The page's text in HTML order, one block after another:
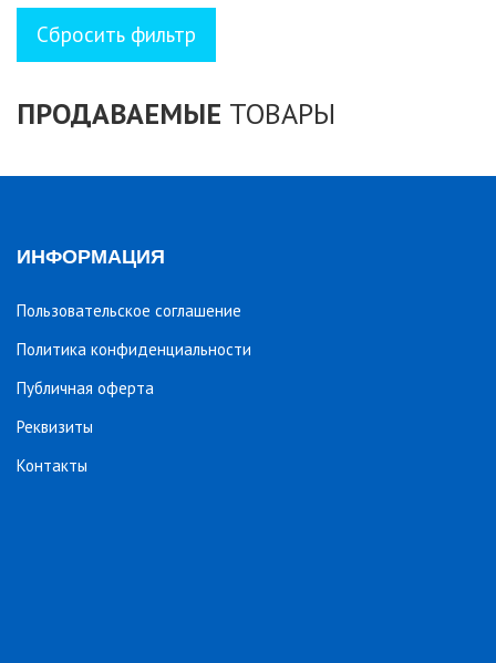
ПРОДАВАЕМЫЕ ТОВАРЫ
ИНФОРМАЦИЯ
Пользовательское соглашение
Политика конфиденциальности
Публичная оферта
Реквизиты
Контакты